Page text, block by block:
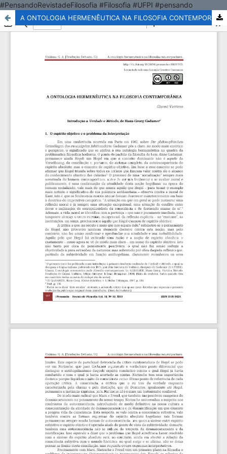
#PensandoRevistadeFilosofia #Filosofia #UFPI #pensando
A ONTOLOGIA HERMENÊUTICA NA FILOSOFIA CONTEMPORÂNEA